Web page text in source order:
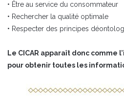
• Être au service du consommateur
• Rechercher la qualité optimale
• Respecter des principes
Le CICAR apparaît donc
pour obtenir toutes les